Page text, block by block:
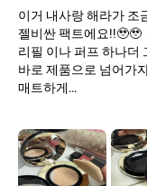
이거 내사랑 해라가 조
젤비싼 팩트에요!!🥹🥹
리필 이나 퍼프 하나더
바로 제품으로 넘어가
매트하게
마무리되는..이래사
큰거는
헤라는…무너짐이 다크
좀 있는데